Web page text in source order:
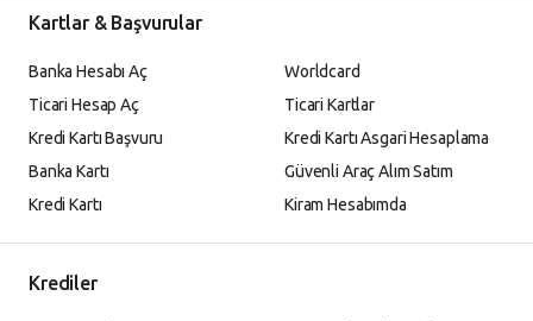
Kartlar & Başvurular
Banka Hesabı Aç
Ticari Hesap Aç
Kredi Kartı Başvuru
Banka Kartı
Kredi Kartı
Worldcard
Ticari Kartlar
Kredi Kartı Asgari Hesaplama
Güvenli Araç Alım Satım
Kiram Hesabımda
Krediler